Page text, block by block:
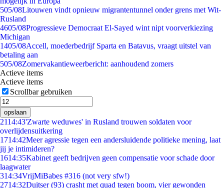
505/08Litouwen vindt opnieuw migrantentunnel onder grens met Wit-
Rusland
4605/08Progressieve Democraat El-Sayed wint nipt voorverkiezing
Michigan
1405/08Accell, moederbedrijf Sparta en Batavus, vraagt uitstel van
betaling aan
505/08Zomervakantieweerbericht: aanhoudend zomers
Actieve items
Actieve items
Scrollbar gebruiken
opslaan
2114:43'Zwarte weduwes' in Rusland trouwen soldaten voor
overlijdensuitkering
1714:42Meer agressie tegen een andersluidende politieke mening, laat
jij je intimideren?
1614:35Kabinet geeft bedrijven geen compensatie voor schade door
laagwater
314:34VrijMiBabes #316 (not very sfw!)
2714:32Duitser (93) crasht met quad tegen boom, vier gewonden